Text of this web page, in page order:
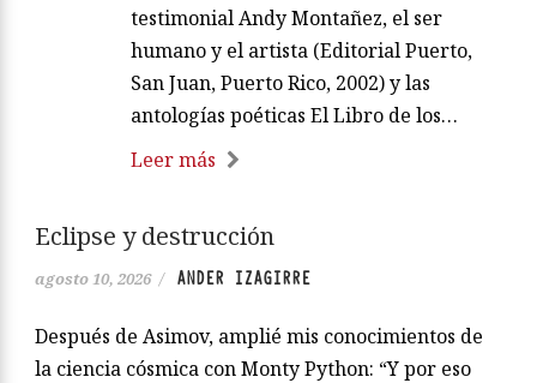
testimonial Andy Montañez, el ser
humano y el artista (Editorial Puerto,
San Juan, Puerto Rico, 2002) y las
antologías poéticas El Libro de los…
Leer más
Eclipse y destrucción
agosto 10, 2026 / ANDER IZAGIRRE
Después de Asimov, amplié mis conocimientos de
la ciencia cósmica con Monty Python: “Y por eso